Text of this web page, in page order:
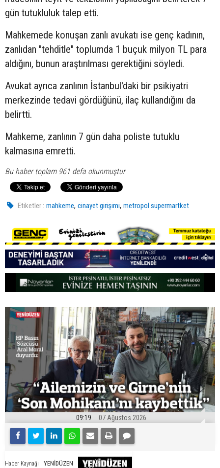
gün tutukluluk talep etti.
Mahkemede konuşan zanlı avukatı ise genç kadının,
zanlıdan "tehditle" toplumda 1 buçuk milyon TL para
aldığını, bunun araştırılması gerektiğini söyledi.
Avukat ayrıca zanlının İstanbul'daki bir psikiyatri
merkezinde tedavi gördüğünü, ilaç kullandığını da
belirtti.
Mahkeme, zanlının 7 gün daha poliste tutuklu
kalmasına emretti.
Bu haber toplam 961 defa okunmuştur
Etiketler : mahkeme,cinayet girişimi,metropol süpermartket
09:19 07 Ağustos 2026
Haber Kaynağı YENİDÜZEN